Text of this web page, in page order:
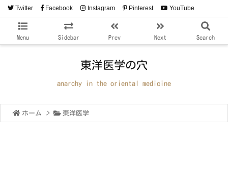
Menu Sidebar Prev Next Search
Twitter Facebook Instagram Pinterest YouTube
RSS
東洋医学の穴
anarchy in the oriental medicine
ホーム > 東洋医学